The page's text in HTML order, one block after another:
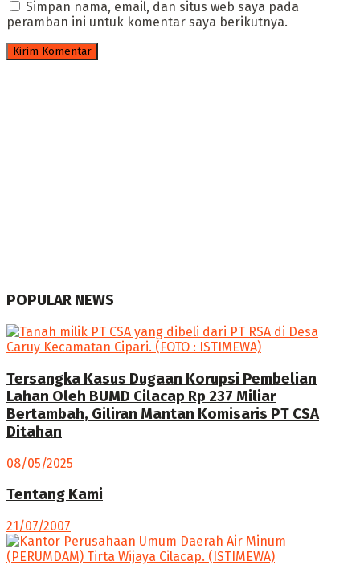
Simpan nama, email, dan situs web saya pada
peramban ini untuk komentar saya berikutnya.
POPULAR NEWS
Tersangka Kasus Dugaan Korupsi Pembelian
Lahan Oleh BUMD Cilacap Rp 237 Miliar
Bertambah, Giliran Mantan Komisaris PT CSA
Ditahan
08/05/2025
Tentang Kami
21/07/2007